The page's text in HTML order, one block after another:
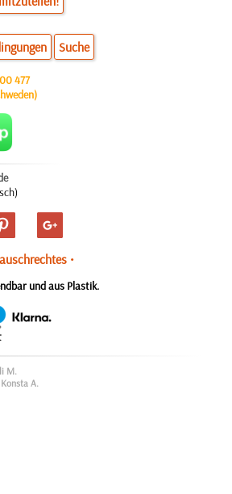
Suche
477
•
und aus Plastik.
M.
A.